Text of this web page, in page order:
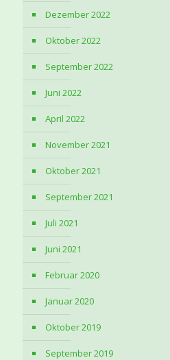
Dezember 2022
Oktober 2022
September 2022
Juni 2022
April 2022
November 2021
Oktober 2021
September 2021
Juli 2021
Juni 2021
Februar 2020
Januar 2020
Oktober 2019
September 2019